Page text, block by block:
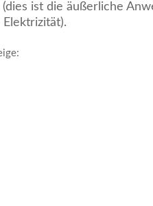
ist die äußerliche
Elektrizität).